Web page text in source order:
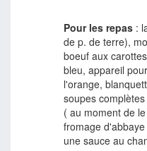
Pour les repas :
de p. de terre),
boeuf aux
bleu, appareil
l'orange,
soupes
( au moment de
fromage
une sauce au